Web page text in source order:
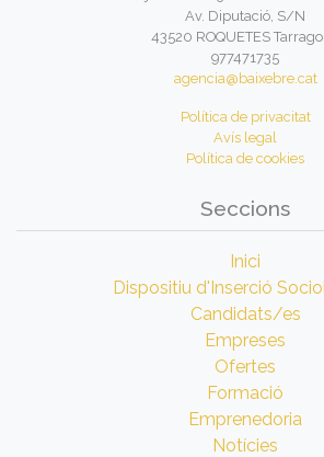
Av. Diputació, S/N
43520 ROQUETES
977471735
agencia@baixebre.cat
Política de privacitat
Avís legal
Política de cookies
Seccions
Inici
Dispositiu d'Inserció
Candidats/es
Empreses
Ofertes
Formació
Emprenedoria
Notícies